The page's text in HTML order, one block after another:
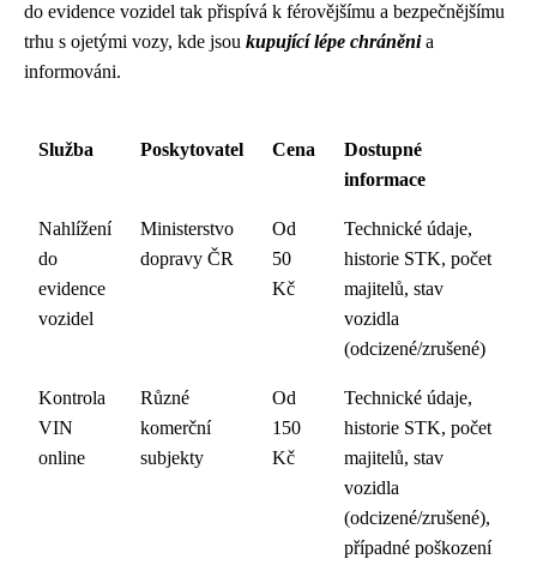
do evidence vozidel tak přispívá k férovějšímu a bezpečnějšímu
trhu s ojetými vozy, kde jsou kupující lépe chráněnia
informováni.
Služba Poskytovatel Cena
Dostupné
informace
Nahlížení
do
evidence
vozidel
Ministerstvo
dopravy ČR
Od
50
Kč
Technické údaje,
historie STK, počet
majitelů, stav
vozidla
(odcizené/zrušené)
Kontrola
VIN
online
Různé
komerční
subjekty
Od
150
Kč
Technické údaje,
historie STK, počet
majitelů, stav
vozidla
(odcizené/zrušené),
případné poškození